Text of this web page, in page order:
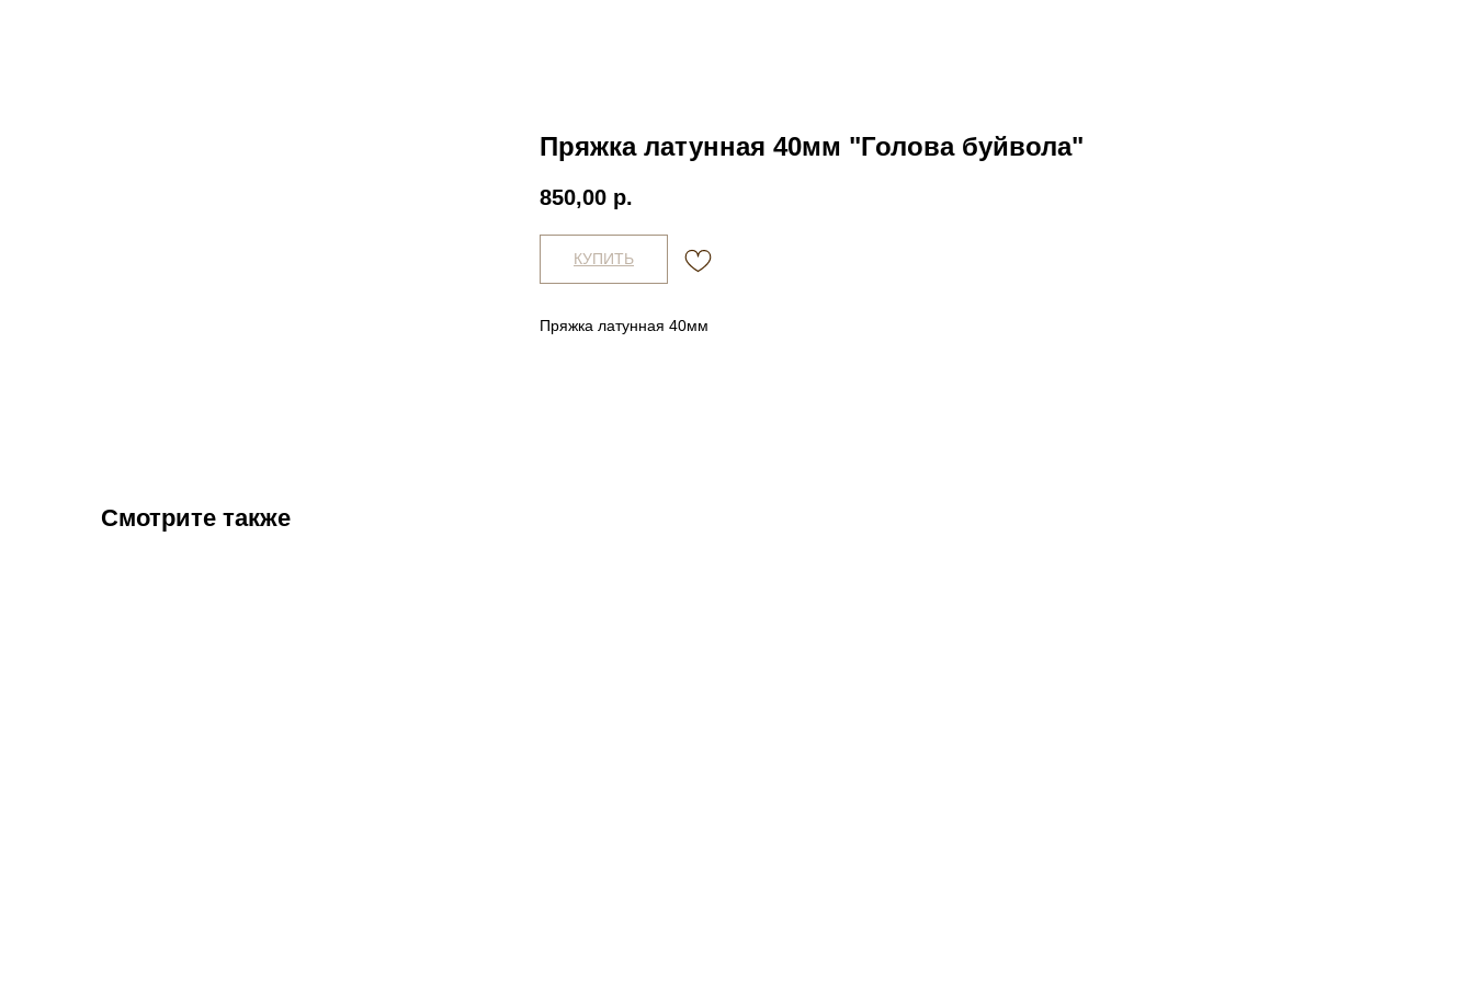
Пряжка латунная 40мм "Голова буйвола"
850,00 р.
КУПИТЬ
Пряжка латунная 40мм
Смотрите также